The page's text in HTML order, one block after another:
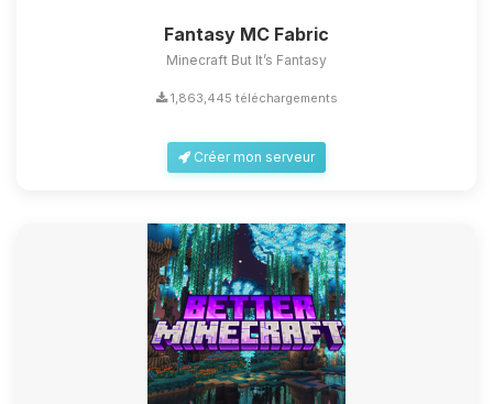
Fantasy MC Fabric
Minecraft But It’s Fantasy
1,863,445 téléchargements
Créer mon serveur